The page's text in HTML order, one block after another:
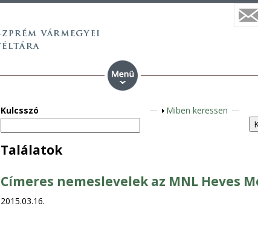
Kulcsszó
M
Miben keressen
Találatok
Címeres nemeslevelek az MNL Heves
2015.03.16.